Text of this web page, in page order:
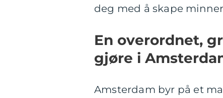
deg med å skape
En overordnet,
gjøre i
Amsterdam byr på et